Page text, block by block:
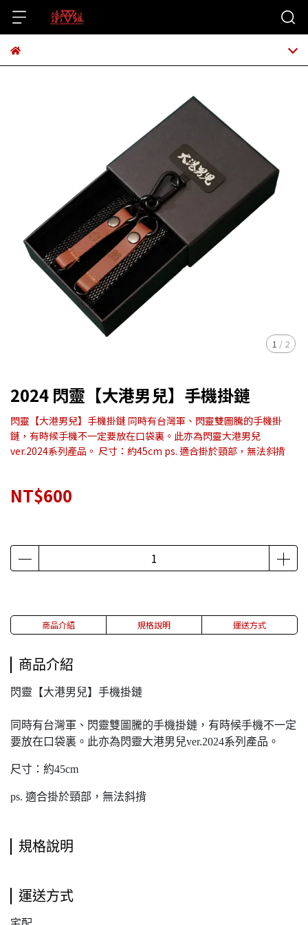
1 / 2
2024 閃靈【大港男兒】手機掛鏈
閃靈【大港男兒】手機掛鏈 同時有台灣軍、閃靈雙圖騰的手機掛
鏈，有時候手機不一定要放在口袋裏。此亦為閃靈大港男兒
ver.2024系列產品。 尺寸：約45cm ps. 適合掛於頸部，無法斜揹
NT$600
商品介紹 規格說明 運送方式
商品介紹
閃靈【大港男兒】手機掛鏈
同時有台灣軍、閃靈雙圖騰的手機掛鏈，有時候手機不一定
要放在口袋裏。此亦為閃靈大港男兒ver.2024系列產品。
尺寸：約45cm
ps. 適合掛於頸部，無法斜揹
規格說明
運送方式